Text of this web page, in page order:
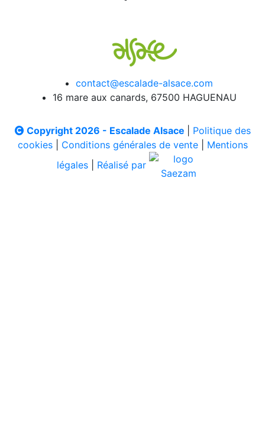
contact@escalade-alsace.com
16 mare aux canards, 67500 HAGUENAU
Copyright 2026 - Escalade Alsace
Politique des
cookies| Conditions générales de vente| Mentions
légales
Réalisé par